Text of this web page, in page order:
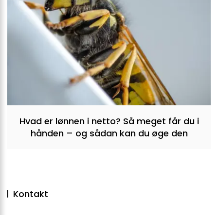
Hvad er lønnen i netto? Så meget får du i
hånden – og sådan kan du øge den
Kontakt